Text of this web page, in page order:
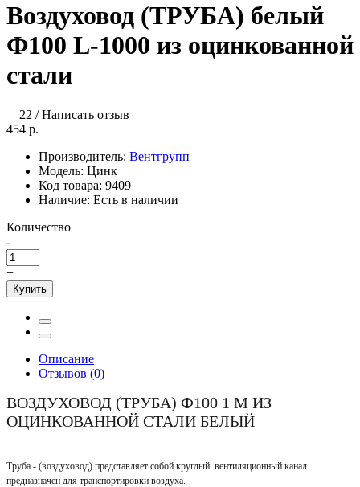
Воздуховод (ТРУБА) белый
Ф100 L-1000 из оцинкованной
стали
22 /Написать отзыв
454 р.
Производитель: Вентгрупп
Модель: Цинк
Код товара: 9409
Наличие: Есть в наличии
Количество
-
+
Купить
Описание
Отзывов (0)
ВОЗДУХОВОД (ТРУБА) Ф100 1 М ИЗ
ОЦИНКОВАННОЙ СТАЛИ БЕЛЫЙ
Труба - (воздуховод) представляет собой круглый вентиляционный канал
предназначен для транспортировки воздуха.